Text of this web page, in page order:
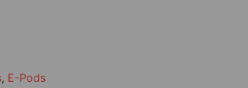
, E-Pods